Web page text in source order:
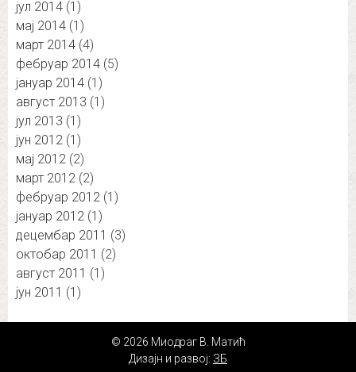
јул 2014 (1)
мај 2014 (1)
март 2014 (4)
фебруар 2014 (5)
јануар 2014 (1)
август 2013 (1)
јул 2013 (1)
јун 2012 (1)
мај 2012 (2)
март 2012 (2)
фебруар 2012 (1)
јануар 2012 (1)
децембар 2011 (3)
октобар 2011 (2)
август 2011 (1)
јун 2011 (1)
© 2026 Миодраг В. Матић
Дизајн и развој: ЗБ